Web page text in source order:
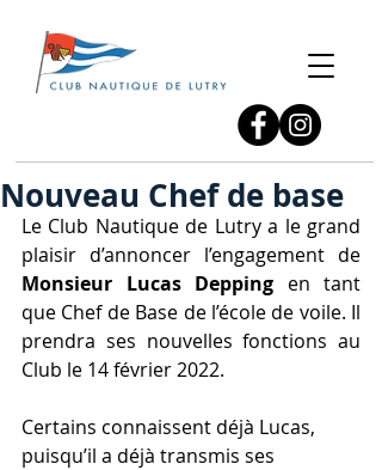
Nouveau Chef de base
Le Club Nautique de Lutry a le grand
Monsieur Lucas Depping en tant
que Chef de Base de l’école de voile. Il
prendra ses nouvelles fonctions au
Club le 14 février 2022.
Certains connaissent déjà Lucas,
puisqu’il a déjà transmis ses